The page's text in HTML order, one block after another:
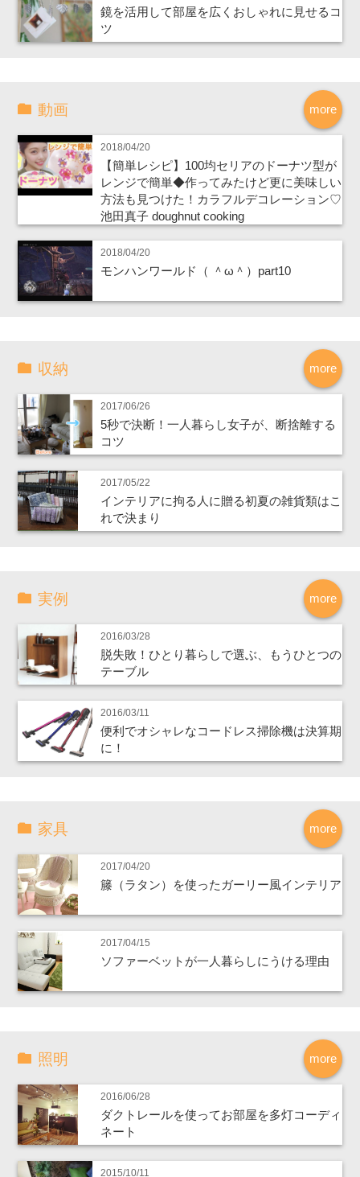
鏡を活用して部屋を広くおしゃれに見せるコ
ツ
more
動画
2018/04/20
【簡単レシピ】100均セリアのドーナツ型が
レンジで簡単◆作ってみたけど更に美味しい
方法も見つけた！カラフルデコレーション♡
池田真子 doughnut cooking
2018/04/20
モンハンワールド（ ＾ω＾）part10
more
収納
2017/06/26
5秒で決断！一人暮らし女子が、断捨離する
コツ
2017/05/22
インテリアに拘る人に贈る初夏の雑貨類はこ
れで決まり
more
実例
2016/03/28
脱失敗！ひとり暮らしで選ぶ、もうひとつの
テーブル
2016/03/11
便利でオシャレなコードレス掃除機は決算期
に！
more
家具
2017/04/20
籐（ラタン）を使ったガーリー風インテリア
2017/04/15
ソファーベットが一人暮らしにうける理由
more
照明
2016/06/28
ダクトレールを使ってお部屋を多灯コーディ
ネート
2015/10/11